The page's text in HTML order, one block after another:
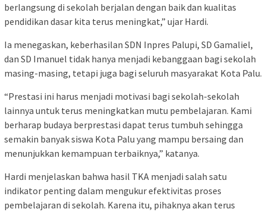
berlangsung di sekolah berjalan dengan baik dan kualitas
pendidikan dasar kita terus meningkat,” ujar Hardi.
Ia menegaskan, keberhasilan SDN Inpres Palupi, SD Gamaliel,
dan SD Imanuel tidak hanya menjadi kebanggaan bagi sekolah
masing-masing, tetapi juga bagi seluruh masyarakat Kota Palu.
“Prestasi ini harus menjadi motivasi bagi sekolah-sekolah
lainnya untuk terus meningkatkan mutu pembelajaran. Kami
berharap budaya berprestasi dapat terus tumbuh sehingga
semakin banyak siswa Kota Palu yang mampu bersaing dan
menunjukkan kemampuan terbaiknya,” katanya.
Hardi menjelaskan bahwa hasil TKA menjadi salah satu
indikator penting dalam mengukur efektivitas proses
pembelajaran di sekolah. Karena itu, pihaknya akan terus